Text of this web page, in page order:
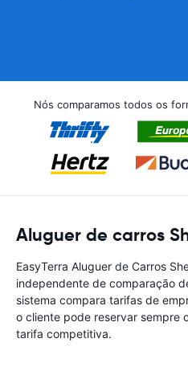
Nós comparamos todos os
Aluguer de carros
EasyTerra Aluguer de Carros
independente de comparação
sistema compara tarifas de
o cliente pode reservar sempre
tarifa competitiva.